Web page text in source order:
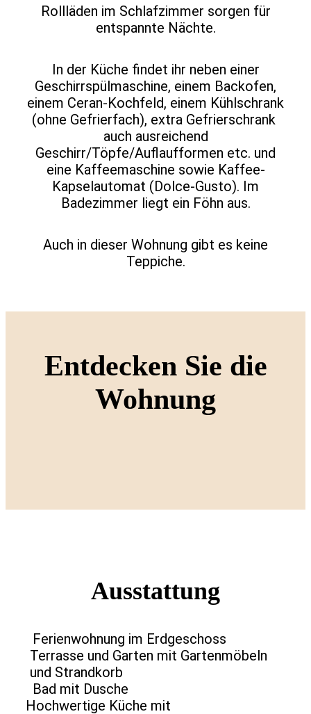
Rollläden im Schlafzimmer sorgen für
entspannte Nächte.
In der Küche findet ihr neben einer
Geschirrspülmaschine, einem Backofen,
einem Ceran-Kochfeld, einem Kühlschrank
(ohne Gefrierfach), extra Gefrierschrank
auch ausreichend
Geschirr/Töpfe/Auflaufformen etc. und
eine Kaffeemaschine sowie Kaffee-
Kapselautomat (Dolce-Gusto). Im
Badezimmer liegt ein Föhn aus.
Auch in dieser Wohnung gibt es keine
Teppiche.
Entdecken Sie die
Wohnung
Ausstattung
Ferienwohnung im Erdgeschoss
Terrasse und Garten mit Gartenmöbeln
und Strandkorb
Bad mit Dusche
Hochwertige Küche mit